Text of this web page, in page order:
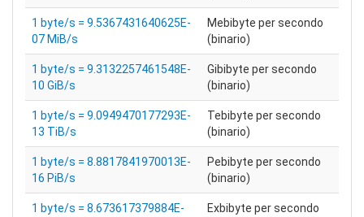
1 byte/s = 9.5367431640625E-
07 MiB/s
Mebibyte per secondo
(binario)
1 byte/s = 9.3132257461548E-
10 GiB/s
Gibibyte per secondo
(binario)
1 byte/s = 9.0949470177293E-
13 TiB/s
Tebibyte per secondo
(binario)
1 byte/s = 8.8817841970013E-
16 PiB/s
Pebibyte per secondo
(binario)
1 byte/s = 8.673617379884E-
Exbibyte per secondo